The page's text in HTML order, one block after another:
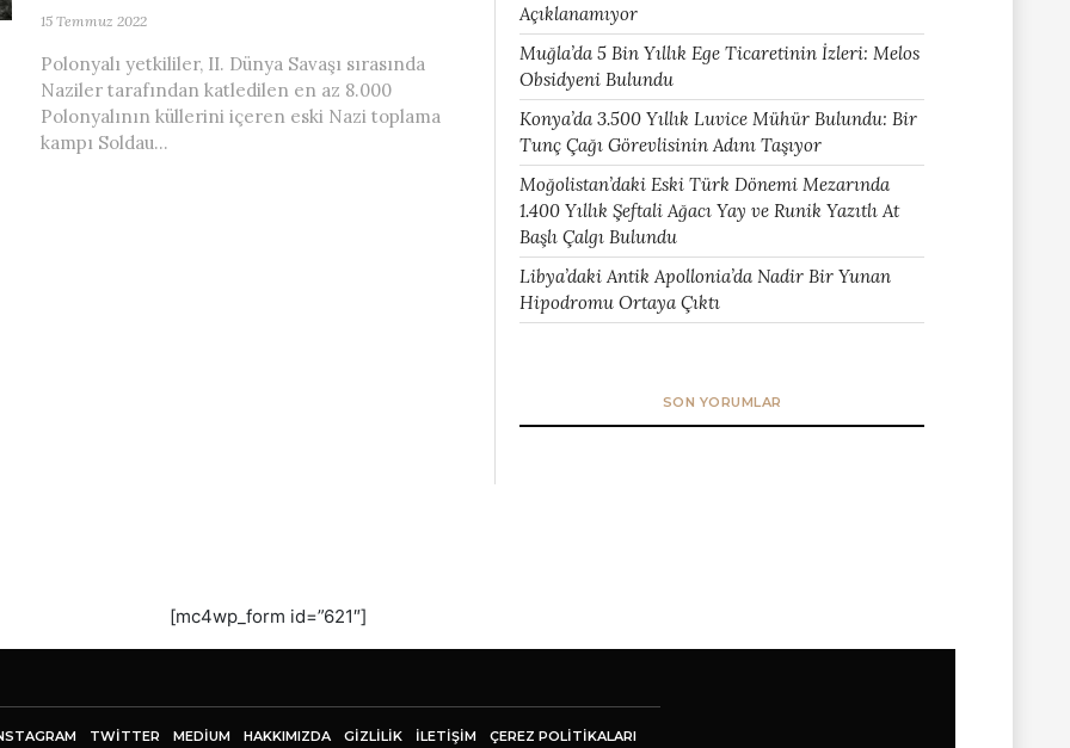
15 Temmuz 2022
Polonyalı yetkililer, II. Dünya Savaşı sırasında
Naziler tarafından katledilen en az 8.000
Polonyalının küllerini içeren eski Nazi toplama
kampı Soldau...
Açıklanamıyor
Muğla’da 5 Bin Yıllık Ege Ticaretinin İzleri: Melos
Obsidyeni Bulundu
Konya’da 3.500 Yıllık Luvice Mühür Bulundu: Bir
Tunç Çağı Görevlisinin Adını Taşıyor
Moğolistan’daki Eski Türk Dönemi Mezarında
1.400 Yıllık Şeftali Ağacı Yay ve Runik Yazıtlı At
Başlı Çalgı Bulundu
Libya’daki Antik Apollonia’da Nadir Bir Yunan
Hipodromu Ortaya Çıktı
SON YORUMLAR
[mc4wp_form id=”621″]
TWITTER MEDIUM HAKKIMIZDA GİZLİLİK İLETIŞIM ÇEREZ POLITIKALARI